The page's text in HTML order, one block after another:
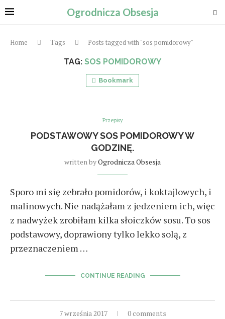
Ogrodnicza Obsesja
Home Tags Posts tagged with "sos pomidorowy"
TAG: SOS POMIDOROWY
Bookmark
Przepisy
PODSTAWOWY SOS POMIDOROWY W
GODZINĘ.
written byOgrodnicza Obsesja
Sporo mi się zebrało pomidorów, i koktajlowych, i
malinowych. Nie nadążałam z jedzeniem ich, więc
z nadwyżek zrobiłam kilka słoiczków sosu. To sos
podstawowy, doprawiony tylko lekko solą, z
przeznaczeniem …
CONTINUE READING
7 września 2017 0 comments